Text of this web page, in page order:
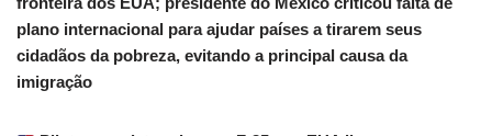
plano internacional para ajudar países a tirarem seus
cidadãos da pobreza, evitando a principal causa da
imigração